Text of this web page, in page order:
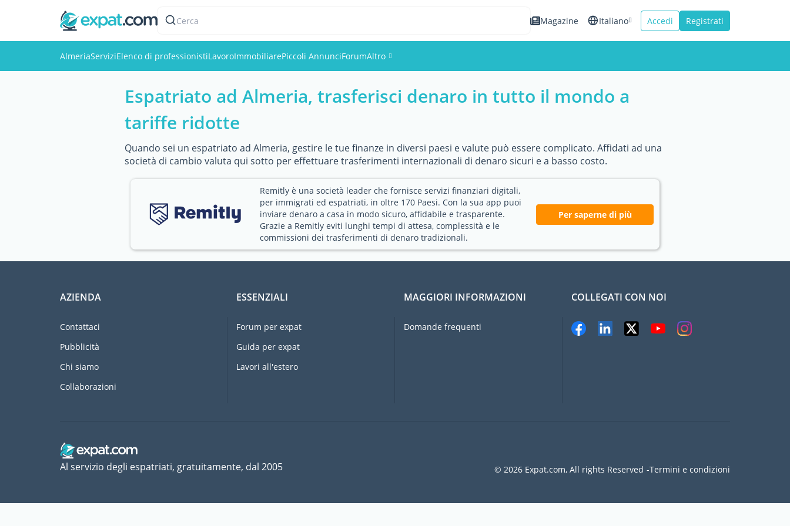
Cerca Magazine Italiano Accedi Registrati
AlmeriaServiziElenco di professionistiLavoroImmobiliarePiccoli AnnunciForumAltro
Eventi
Foto
Espatriato ad Almeria, trasferisci denaro in tutto il mondo a
tariffe ridotte
Quando sei un espatriato ad Almeria, gestire le tue finanze in diversi paesi e valute può essere complicato. Affidati ad una
società di cambio valuta qui sotto per effettuare trasferimenti internazionali di denaro sicuri e a basso costo.
Remitly è una società leader che fornisce servizi finanziari digitali,
per immigrati ed espatriati, in oltre 170 Paesi. Con la sua app puoi
inviare denaro a casa in modo sicuro, affidabile e trasparente.
Grazie a Remitly eviti lunghi tempi di attesa, complessità e le
commissioni dei trasferimenti di denaro tradizionali.
Per saperne di più
AZIENDA
Contattaci
Pubblicità
Chi siamo
Collaborazioni
ESSENZIALI
Forum per expat
Guida per expat
Lavori all'estero
MAGGIORI INFORMAZIONI
Domande frequenti
COLLEGATI CON NOI
© 2026 Expat.com, All rights Reserved Termini e condizioni
Al servizio degli espatriati, gratuitamente, dal 2005